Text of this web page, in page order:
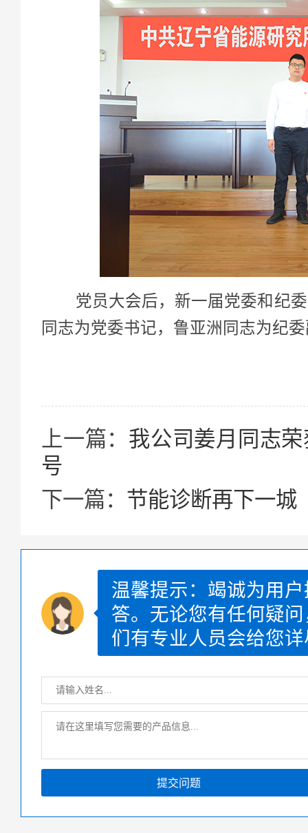
党员大会后，新一届党委和纪委
同志为党委书记，鲁亚洲同志为纪
上一篇： 我公司姜月同志
号
下一篇： 节能诊断再下一城
温馨提示：竭诚为用
答。无论您有任何疑
们有专业人员会给您
提交问题